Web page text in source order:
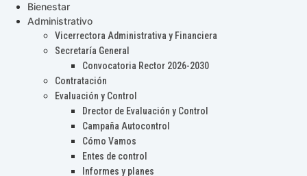
Bienestar
Administrativo
Vicerrectora Administrativa y Financiera
Secretaría General
Convocatoria Rector 2026-2030
Contratación
Evaluación y Control
Drector de Evaluación y Control
Campaña Autocontrol
Cómo Vamos
Entes de control
Informes y planes